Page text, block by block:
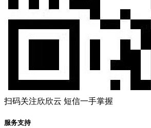
扫码关注欣欣云 短信一手掌握
服务支持